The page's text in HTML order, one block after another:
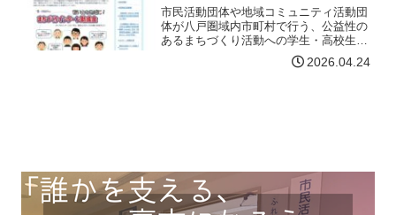
市民活動団体や地域コミュニティ活動団
体が八戸圏域内市町村で行う、公益性の
あるまちづくり活動への学生・高校生の
ボランティア参加を支援することによ
り、学生や高校生の社会参加を促進する
2026.04.24